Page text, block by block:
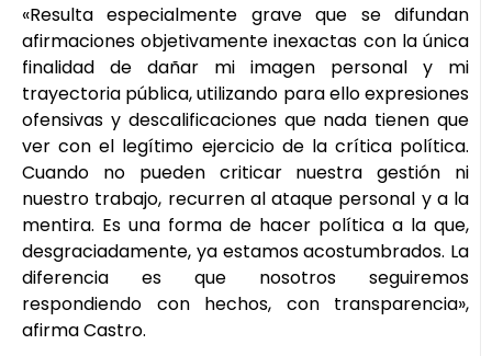
«Resulta especialmente grave que se difundan
afirmaciones objetivamente inexactas con la única
finalidad de dañar mi imagen personal y mi
trayectoria pública, utilizando para ello expresiones
ofensivas y descalificaciones que nada tienen que
ver con el legítimo ejercicio de la crítica política.
Cuando no pueden criticar nuestra gestión ni
nuestro trabajo, recurren al ataque personal y a la
mentira. Es una forma de hacer política a la que,
desgraciadamente, ya estamos acostumbrados. La
diferencia es que nosotros seguiremos
respondiendo con hechos, con transparencia»,
afirma Castro.